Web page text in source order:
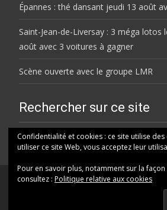
Épannes : thé dansant jeudi 13 août
Saint-Jean-de-Liversay : 3 méga lotos
août avec 3 voitures à gagner
Scène ouverte avec le groupe LMR
Rechercher sur ce site
Rechercher
Confidentialité et cookies : ce site utilise des
utiliser ce site Web, vous acceptez leur
Pour en savoir plus, notamment sur la
consultez : Politique relative aux cookies